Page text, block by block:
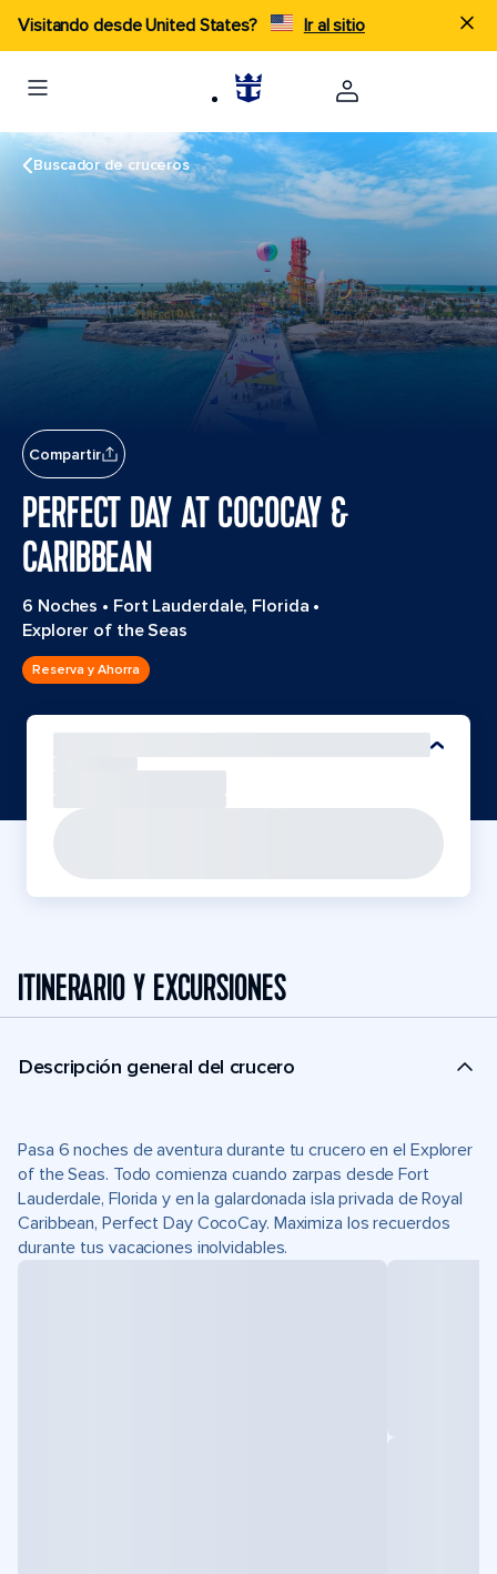
Visitando desde United States? Ir al sitio
Buscador de cruceros
Compartir
PERFECT DAY AT COCOCAY &
CARIBBEAN
6 Noches • Fort Lauderdale, Florida •
Explorer of the Seas
Reserva y Ahorra
ITINERARIO Y EXCURSIONES
Descripción general del crucero
Pasa 6 noches de aventura durante tu crucero en el Explorer
of the Seas. Todo comienza cuando zarpas desde Fort
Lauderdale, Florida y en la galardonada isla privada de Royal
Caribbean, Perfect Day CocoCay. Maximiza los recuerdos
durante tus vacaciones inolvidables.